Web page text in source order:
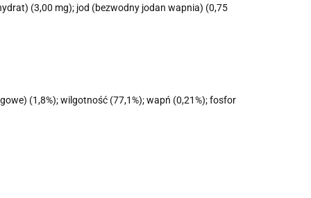
(3,00 mg); jod (bezwodny jodan wapnia) (0,75
(1,8%); wilgotność (77,1%); wapń (0,21%); fosfor